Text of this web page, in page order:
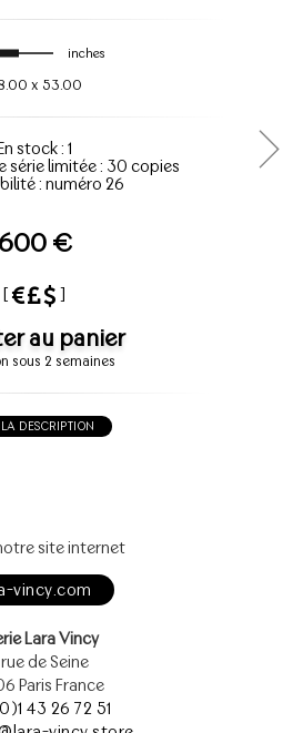
inches
x 53.00
stock : 1
série limitée : 30 copies
: numéro 26
600 €
[ ]
au panier
sous 2 semaines
DESCRIPTION
site internet
vincy.com
Lara Vincy
de Seine
Paris France
43 26 72 51